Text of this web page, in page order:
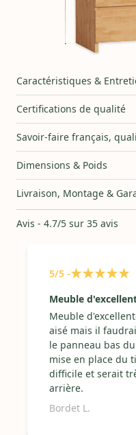
Composition :
Vernis naturel sans
claire et d'huile naturelle
Fond de tiroir et arrière :
Entretien :
Nettoyez avec
produits naturels comme
Autre :
Glissière avec frein
l'article
Le label Bois
Issu de forêts
valorisée par
forestières
Une
La commode
France, en
forêts PEFC
Lieu de fabrication :
Caractéristiques &
Certifications de qualité
Savoir-faire français,
Dimensions & Poids
Livraison, Montage &
Avis - 4.7/5 sur 35 avis
5/5 -
Meuble
Meuble
aisé mais il
le panneau bas
mise en place du
difficile et serait
arrière.
Bordet L.